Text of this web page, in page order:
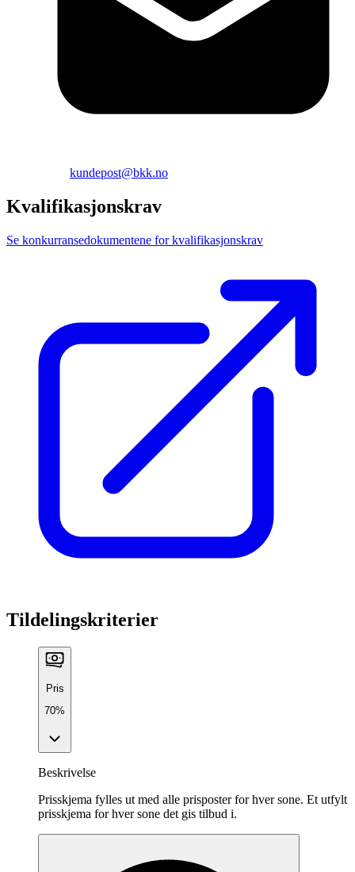
kundepost@bkk.no
Kvalifikasjonskrav
Se konkurransedokumentene for kvalifikasjonskrav
Tildelingskriterier
Pris
70%
Beskrivelse
Prisskjema fylles ut med alle prisposter for hver sone. Et utfylt
prisskjema for hver sone det gis tilbud i.